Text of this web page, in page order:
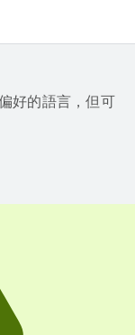
好的語言，但可